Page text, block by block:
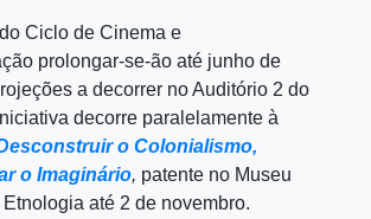
Ciclo de Cinema e
prolongar-se-ão até junho de
a decorrer no Auditório 2 do
decorre paralelamente à
o Colonialismo,
o Imaginário, patente no Museu
até 2 de novembro.